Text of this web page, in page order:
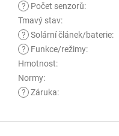
?
Počet senzorů:
Tmavý stav:
? Solární článek/baterie:
?
Funkce/režimy:
Hmotnost:
Normy:
? Záruka: